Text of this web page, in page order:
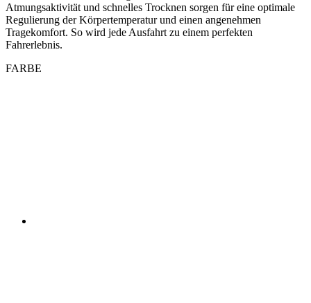
Atmungsaktivität und schnelles Trocknen sorgen für eine optimale
Regulierung der Körpertemperatur und einen angenehmen
Tragekomfort. So wird jede Ausfahrt zu einem perfekten
Fahrerlebnis.
FARBE